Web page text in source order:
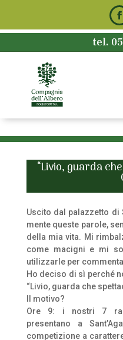
tel.
“Livio, guarda
Uscito dal palazzetto di
mente queste parole,
della mia vita. Mi
come macigni e mi
utilizzarle per
Ho deciso di sì perché
“Livio, guarda che
Il motivo?
Ore 9: i nostri 7
presentano a
competizione a